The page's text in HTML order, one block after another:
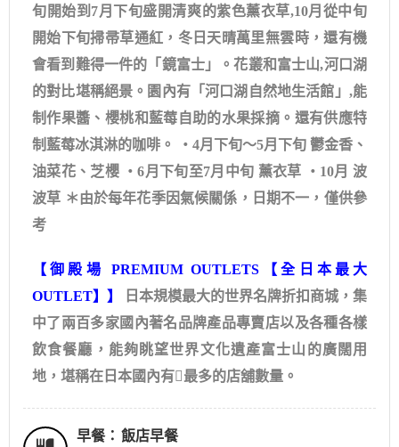
旬開始到7月下旬盛開清爽的紫色薰衣草,10月從中旬
開始下旬掃帚草通紅，冬日天晴萬里無雲時，還有機
會看到難得一件的「鏡富士」。花叢和富士山,河口湖
的對比堪稱絕景。園內有「河口湖自然地生活館」,能
制作果醬、櫻桃和藍莓自助的水果採摘。還有供應特
制藍莓冰淇淋的咖啡。 ・4月下旬～5月下旬 鬱金香、
油菜花、芝櫻 ・6月下旬至7月中旬 薰衣草 ・10月 波
波草 ＊由於每年花季因氣候關係，日期不一，僅供參
考
【御殿場 PREMIUM OUTLETS【全日本最大
OUTLET】】
日本規模最大的世界名牌折扣商城，集
中了兩百多家國內著名品牌產品專賣店以及各種各樣
飲食餐廳，能夠眺望世界文化遺產富士山的廣闊用
地，堪稱在日本國內有最多的店舖數量。
早餐： 飯店早餐